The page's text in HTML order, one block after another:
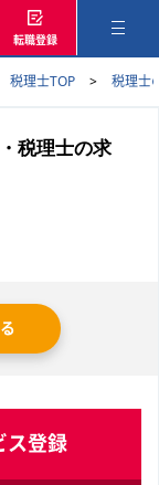
転職登録
税理士TOP 税理士
税理士の求
ス登録